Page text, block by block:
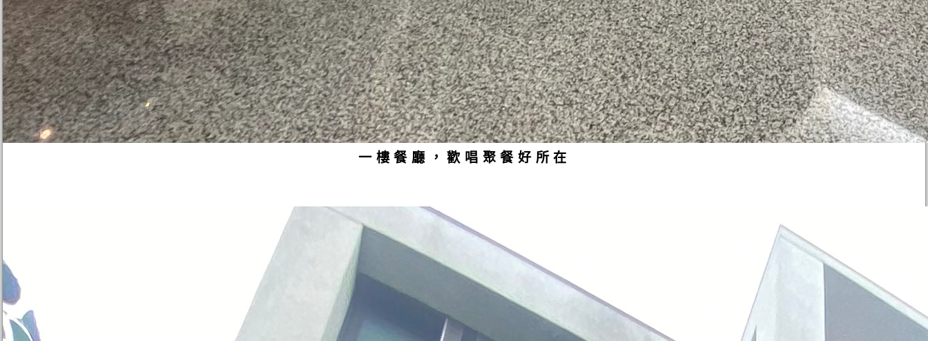
一樓餐廳，歡唱聚餐好所在